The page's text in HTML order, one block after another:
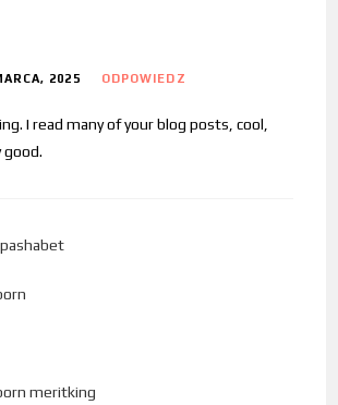
2025 ODPOWIEDZ
I read many of your blog posts, cool,
good.
meritking